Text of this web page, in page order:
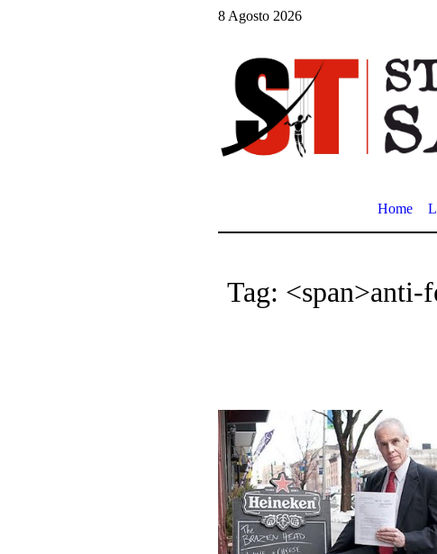
8 Agosto 2026
Home
Tag: <span>anti-